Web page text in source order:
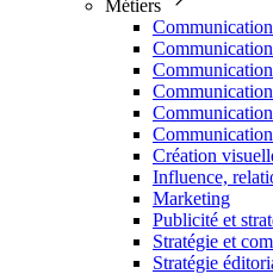
Métiers
Création
Influence,
Marketing
Publicité et
Stratégie et
Stratégie